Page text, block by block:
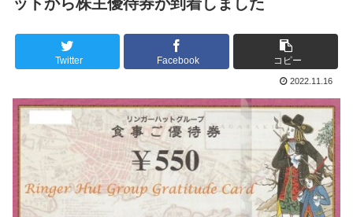
Twitter Facebook コピー
2022.11.16